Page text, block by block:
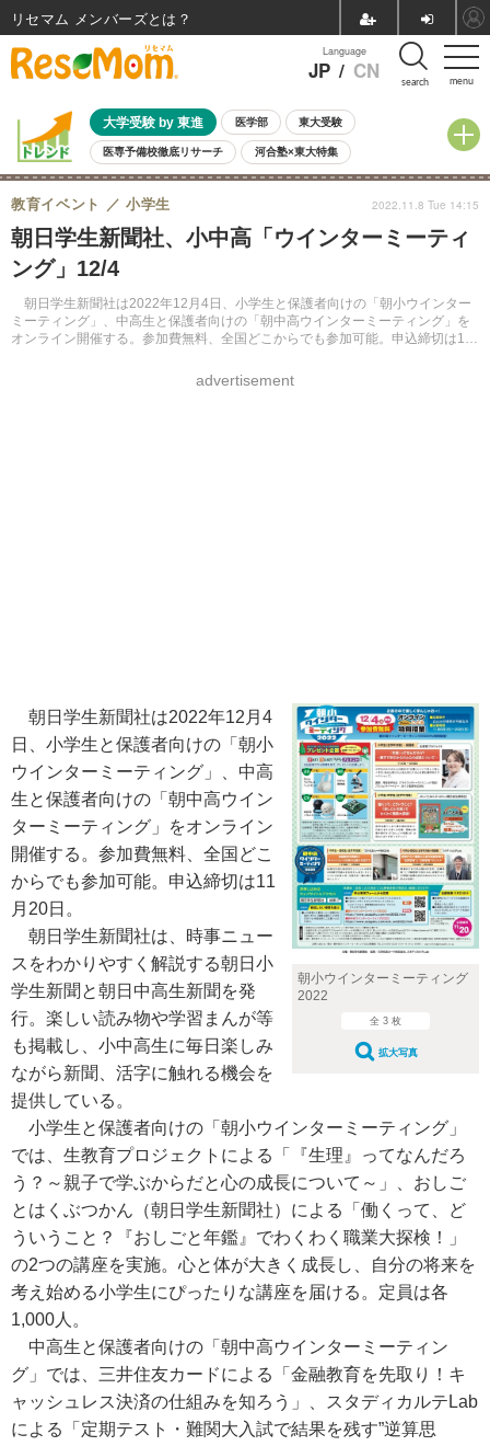
menu
Language
JP / CN search
大学受験 by 東進 医学部 東大受験
医専予備校徹底リサーチ 河合塾×東大特集
親子で考える大学選び 高校受験 中学受験 小学校受験
共通テスト 夏休み
8月開催イベント・WS 全国公立高校 過去問 人気記事
自由研究教材（小学生向け）
朝日学生新聞社、小中高「ウインターミーティ
ング」12/4
朝日学生新聞社は2022年12月4日、小学生と保護者向けの「朝小ウインター
ミーティング」、中高生と保護者向けの「朝中高ウインターミーティング」を
オンライン開催する。参加費無料、全国どこからでも参加可能。申込締切は11
教育イベント 小学生
advertisement
2022.11.8 Tue 14:15
朝小ウインターミーティング
2022
全 3 枚
拡大写真
朝日学生新聞社は2022年12月4
日、小学生と保護者向けの「朝小
ウインターミーティング」、中高
生と保護者向けの「朝中高ウイン
ターミーティング」をオンライン
開催する。参加費無料、全国どこ
からでも参加可能。申込締切は11
月20日。
朝日学生新聞社は、時事ニュー
スをわかりやすく解説する朝日小
学生新聞と朝日中高生新聞を発
行。楽しい読み物や学習まんが等
も掲載し、小中高生に毎日楽しみ
ながら新聞、活字に触れる機会を
提供している。
小学生と保護者向けの「朝小ウインターミーティング」
では、生教育プロジェクトによる「『生理』ってなんだろ
う？～親子で学ぶからだと心の成長について～」、おしご
とはくぶつかん（朝日学生新聞社）による「働くって、ど
ういうこと？『おしごと年鑑』でわくわく職業大探検！」
の2つの講座を実施。心と体が大きく成長し、自分の将来を
考え始める小学生にぴったりな講座を届ける。定員は各
1,000人。
中高生と保護者向けの「朝中高ウインターミーティン
グ」では、三井住友カードによる「金融教育を先取り！キ
ャッシュレス決済の仕組みを知ろう」、スタディカルテLab
による「定期テスト・難関大入試で結果を残す”逆算思
リセマム メンバーズ